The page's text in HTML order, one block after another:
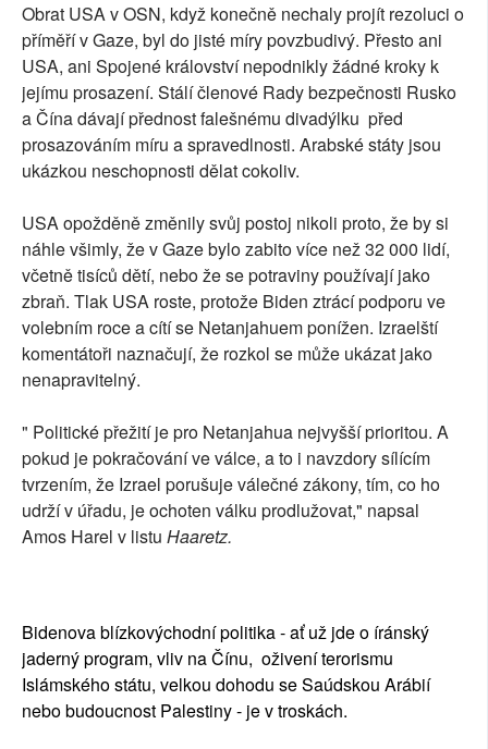
Obrat USA v OSN, když konečně nechaly projít rezoluci o
příměří v Gaze, byl do jisté míry povzbudivý. Přesto ani
USA, ani Spojené království nepodnikly žádné kroky k
jejímu prosazení. Stálí členové Rady bezpečnosti Rusko
a Čína dávají přednost falešnému divadýlku před
prosazováním míru a spravedlnosti. Arabské státy jsou
ukázkou neschopnosti dělat cokoliv.
USA opožděně změnily svůj postoj nikoli proto, že by si
náhle všimly, že v Gaze bylo zabito více než 32 000 lidí,
včetně tisíců dětí, nebo že se potraviny používají jako
zbraň. Tlak USA roste, protože Biden ztrácí podporu ve
volebním roce a cítí se Netanjahuem ponížen. Izraelští
komentátoři naznačují, že rozkol se může ukázat jako
nenapravitelný.
" Politické přežití je pro Netanjahua nejvyšší prioritou. A
pokud je pokračování ve válce, a to i navzdory sílícím
tvrzením, že Izrael porušuje válečné zákony, tím, co ho
udrží v úřadu, je ochoten válku prodlužovat," napsal
Amos Harel v listu Haaretz.
Bidenova blízkovýchodní politika - ať už jde o íránský
jaderný program, vliv na Čínu, oživení terorismu
Islámského státu, velkou dohodu se Saúdskou Arábií
nebo budoucnost Palestiny - je v troskách.